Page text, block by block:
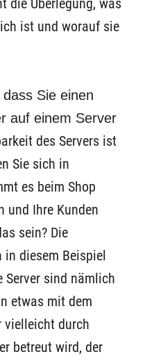
die Überlegung, was
ist und worauf sie
Sie einen
auf einem Server
des Servers ist
Sie sich in
es beim Shop
und Ihre Kunden
sein? Die
diesem Beispiel
Server sind nämlich
etwas mit dem
vielleicht durch
betreut wird, der